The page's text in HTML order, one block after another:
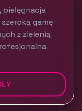
pielęgnacja
gamę
z zielenią